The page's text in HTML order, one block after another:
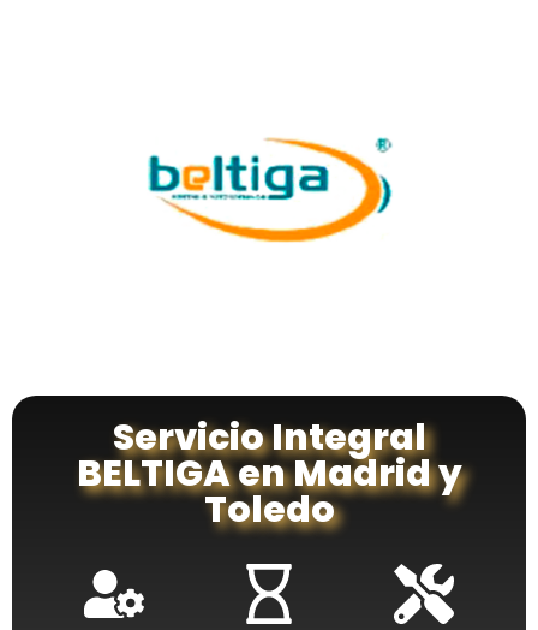
Servicio Integral
BELTIGA en Madrid y
Toledo